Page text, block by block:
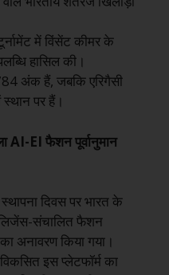
में विंसेंट कीमर के
हासिल की।
अंक हैं, जबकि एरिगैसी
पर हैं।
AI-EI फैशन पूर्वानुमान
दिवस पर भारत के
संचालित फैशन
अनावरण किया गया।
इस प्लेटफॉर्म का